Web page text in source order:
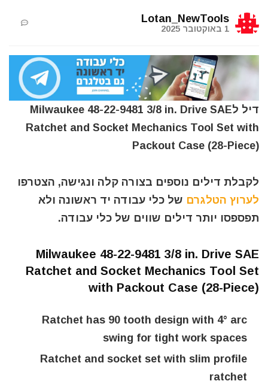
Lotan_NewTools
1 באוקטובר 2025
דיל לMilwaukee 48-22-9481 3/8 in. Drive SAE
Ratchet and Socket Mechanics Tool Set with
Packout Case (28-Piece)
לקבלת דילים נוספים בצורה קלה ונגישה, הצטרפו
לערוץ הטלגרם של כלי עבודה יד ראשונה ולא
תפספסו יותר דילים שווים של כלי עבודה.
Milwaukee 48-22-9481 3/8 in. Drive SAE
Ratchet and Socket Mechanics Tool Set
with Packout Case (28-Piece)
Ratchet has 90 tooth design with 4° arc
swing for tight work spaces
Ratchet and socket set with slim profile
ratchet